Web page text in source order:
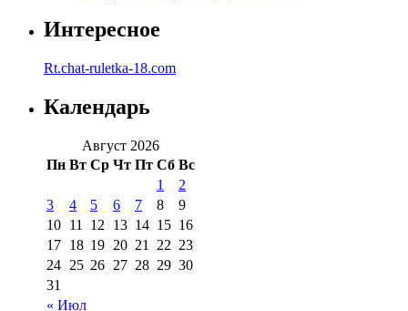
Интересное
Rt.chat-ruletka-18.com
Календарь
Август 2026
Пн Вт Ср Чт Пт Сб Вс
« Июл
1
2
3
4 5 6 7 8
9
10 11 12 13 14 15 16
17 18 19 20 21 22 23
24 25 26 27 28 29 30
31